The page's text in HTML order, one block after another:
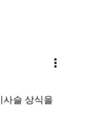
more_vert
슬 상식을